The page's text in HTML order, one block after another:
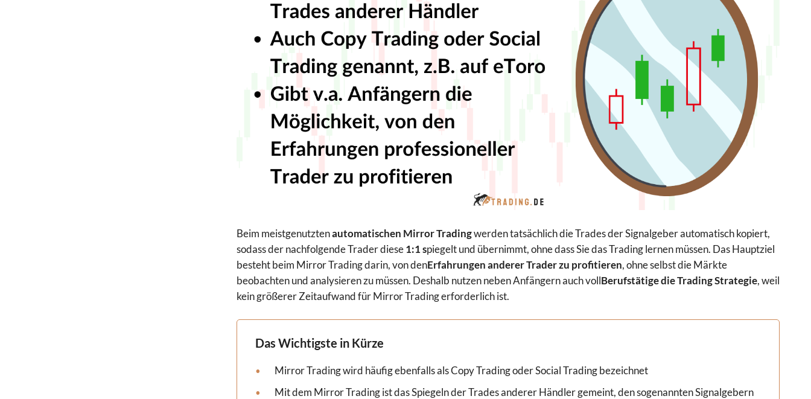
Beim meistgenutztenautomatischen Mirror Tradingwerden tatsächlich die Trades der Signalgeber automatisch kopiert,
sodass der nachfolgende Trader diese1:1 spiegelt und übernimmt, ohne dass Sie das Trading lernen müssen. Das Hauptziel
besteht beim Mirror Trading darin, von denErfahrungen anderer Trader zu profitieren, ohne selbst die Märkte
beobachten und analysieren zu müssen. Deshalb nutzen neben Anfängern auch vollBerufstätige die Trading Strategie, weil
kein größerer Zeitaufwand für Mirror Trading erforderlich ist.
Das Wichtigste in Kürze
Mirror Trading wird häufig ebenfalls als Copy Trading oder Social Trading bezeichnet
Mit dem Mirror Trading ist das Spiegeln der Trades anderer Händler gemeint, den sogenannten Signalgebern